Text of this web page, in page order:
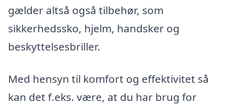
gælder altså også tilbehør, som
sikkerhedssko, hjelm, handsker og
beskyttelsesbriller.
Med hensyn til komfort og effektivitet så
kan det f.eks. være, at du har brug for